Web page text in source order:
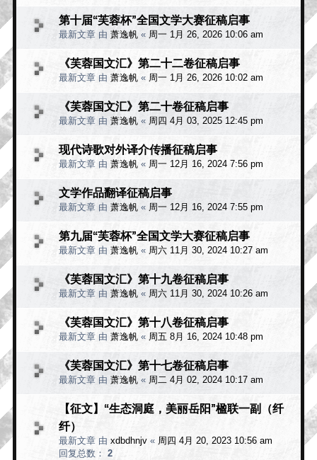
第十届“芙蓉杯”全国文学大赛征稿启事
最新文章 由 萧逸帆 « 周一 1月 26, 2026 10:06 am
《芙蓉国文汇》第二十二卷征稿启事
最新文章 由 萧逸帆 « 周一 1月 26, 2026 10:02 am
《芙蓉国文汇》第二十卷征稿启事
最新文章 由 萧逸帆 « 周四 4月 03, 2025 12:45 pm
现代诗歌对外译介传播征稿启事
最新文章 由 萧逸帆 « 周一 12月 16, 2024 7:56 pm
文学作品翻译征稿启事
最新文章 由 萧逸帆 « 周一 12月 16, 2024 7:55 pm
第九届“芙蓉杯”全国文学大赛征稿启事
最新文章 由 萧逸帆 « 周六 11月 30, 2024 10:27 am
《芙蓉国文汇》第十九卷征稿启事
最新文章 由 萧逸帆 « 周六 11月 30, 2024 10:26 am
《芙蓉国文汇》第十八卷征稿启事
最新文章 由 萧逸帆 « 周五 8月 16, 2024 10:48 pm
《芙蓉国文汇》第十七卷征稿启事
最新文章 由 萧逸帆 « 周二 4月 02, 2024 10:17 am
【征文】“生态洞庭，美丽岳阳”楹联一副（纤
纤）
最新文章 由 xdbdhnjv « 周四 4月 20, 2023 10:56 am
回复总数： 2